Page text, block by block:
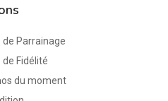
Parrainage
Fidélité
du moment